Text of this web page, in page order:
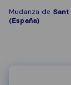
Mudanza de Sant
(España)